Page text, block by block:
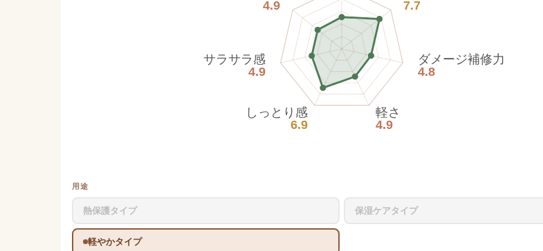
7.7
ダメージ補修力
4.8
軽さ
4.9
しっとり感
6.9
サラサラ感
4.9
4.9
用途
熱保護タイプ 保湿ケアタイプ
軽やかタイプ